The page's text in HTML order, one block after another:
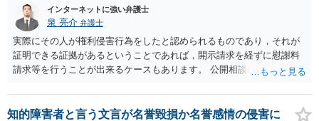
められない場合があり何ともいえないところでしょう。
インターネットに強い弁護士
泉 亮介 弁護士
実際にその人が権利侵害行為をしたと認められるものであり，それが
証明できる証拠があるということであれば，開示請求を経ずに慰謝料
請求等を行うことが出来るケースもあります。 公開相談の場では回答
に個別に相談されると良いでしょう。
知的障害者と言う文言が名誉毀損か名誉感情の侵害に